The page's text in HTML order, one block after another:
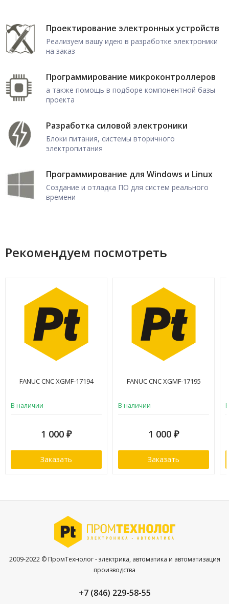
Проектирование электронных устройств
Реализуем вашу идею в разработке электроники
на заказ
Программирование микроконтроллеров
а также помощь в подборе компонентной базы
проекта
Разработка силовой электроники
Блоки питания, системы вторичного
электропитания
Программирование для Windows и Linux
Создание и отладка ПО для систем реального
времени
Рекомендуем посмотреть
FANUC CNC XGMF-17194
В наличии
1 000 ₽
Заказать
FANUC CNC XGMF-17195
В наличии
1 000 ₽
Заказать
2009-2022 © ПромТехнолог - электрика, автоматика и автоматизация
производства
+7 (846) 229-58-55